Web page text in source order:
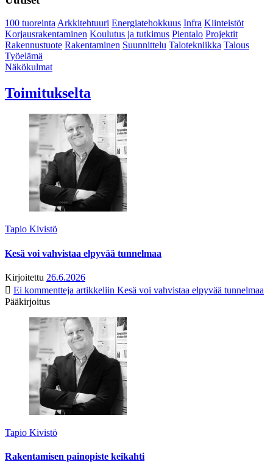
100 tuoreintaArkkitehtuuri Energiatehokkuus Infra Kiinteistöt
Korjausrakentaminen Koulutus ja tutkimus Pientalo Projektit
Rakennustuote Rakentaminen Suunnittelu Talotekniikka Talous
Työelämä
Näkökulmat
Toimitukselta
Tapio Kivistö
Kesä voi vahvistaa elpyvää tunnelmaa
Kirjoitettu 26.6.2026
Ei kommentteja artikkeliin Kesä voi vahvistaa elpyvää tunnelmaa
Pääkirjoitus
Tapio Kivistö
Rakentamisen painopiste keikahti